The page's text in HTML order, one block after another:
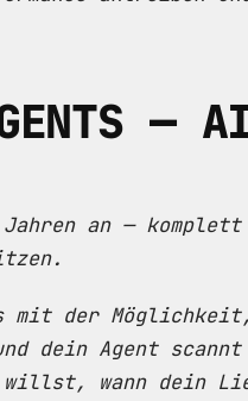
—
Jahren an —
der Möglichkeit,
dein Agent
willst, wann dein